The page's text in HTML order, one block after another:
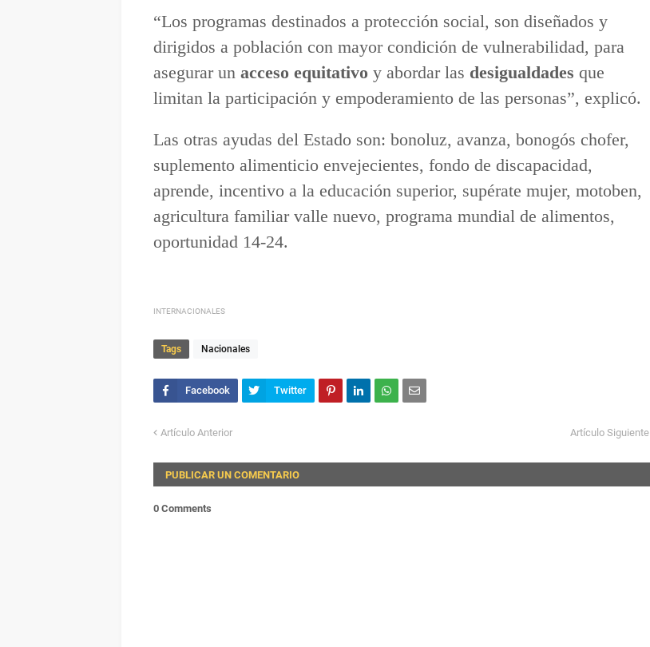
“Los programas destinados a protección social, son diseñados y
dirigidos a población con mayor condición de vulnerabilidad, para
asegurar un acceso equitativo y abordar las desigualdades que
limitan la participación y empoderamiento de las personas”, explicó.
Las otras ayudas del Estado son: bonoluz, avanza, bonogós chofer,
suplemento alimenticio envejecientes, fondo de discapacidad,
aprende, incentivo a la educación superior, supérate mujer, motoben,
agricultura familiar valle nuevo, programa mundial de alimentos,
oportunidad 14-24.
INTERNACIONALES
Tags Nacionales
Artículo Anterior Artículo Siguiente
PUBLICAR UN COMENTARIO
0 Comments